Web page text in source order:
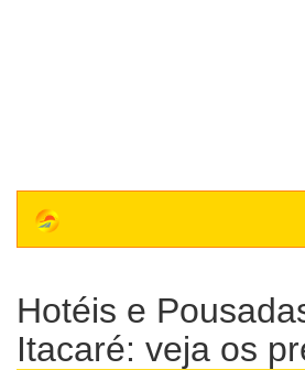
Hotéis e
Itacaré: veja os